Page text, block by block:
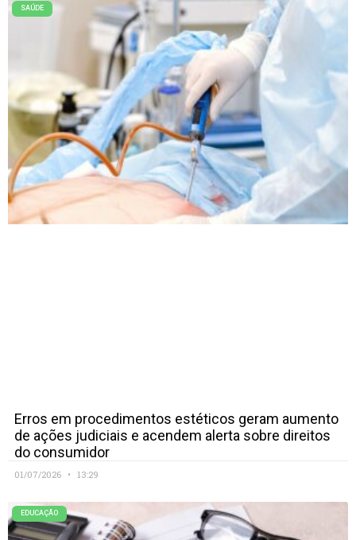
SAÚDE
Erros em procedimentos estéticos geram aumento
de ações judiciais e acendem alerta sobre direitos
do consumidor
01/07/2026 13:29
EDUCAÇÃO